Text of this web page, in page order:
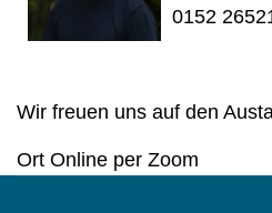
0152
Wir freuen uns auf den
Ort Online per Zoom